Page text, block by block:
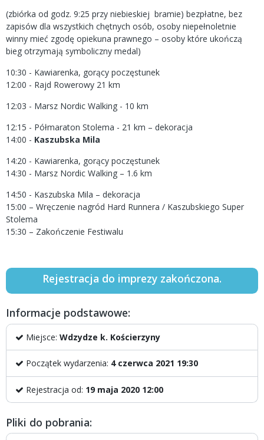
(zbiórka od godz. 9:25 przy niebieskiej bramie) bezpłatne, bez
zapisów dla wszystkich chętnych osób, osoby niepełnoletnie
winny mieć zgodę opiekuna prawnego – osoby które ukończą
bieg otrzymają symboliczny medal)
10:30 - Kawiarenka, gorący poczęstunek
12:00 - Rajd Rowerowy 21 km
12:03 - Marsz Nordic Walking - 10 km
12:15 - Półmaraton Stolema - 21 km – dekoracja
14:00 - Kaszubska Mila
14:20 - Kawiarenka, gorący poczęstunek
14:30 - Marsz Nordic Walking – 1.6 km
14:50 - Kaszubska Mila – dekoracja
15:00 – Wręczenie nagród Hard Runnera / Kaszubskiego Super
Stolema
15:30 – Zakończenie Festiwalu
Rejestracja do imprezy zakończona.
Informacje podstawowe:
Miejsce: Wdzydze k. Kościerzyny
Początek wydarzenia: 4 czerwca 2021 19:30
Rejestracja od: 19 maja 2020 12:00
Pliki do pobrania: